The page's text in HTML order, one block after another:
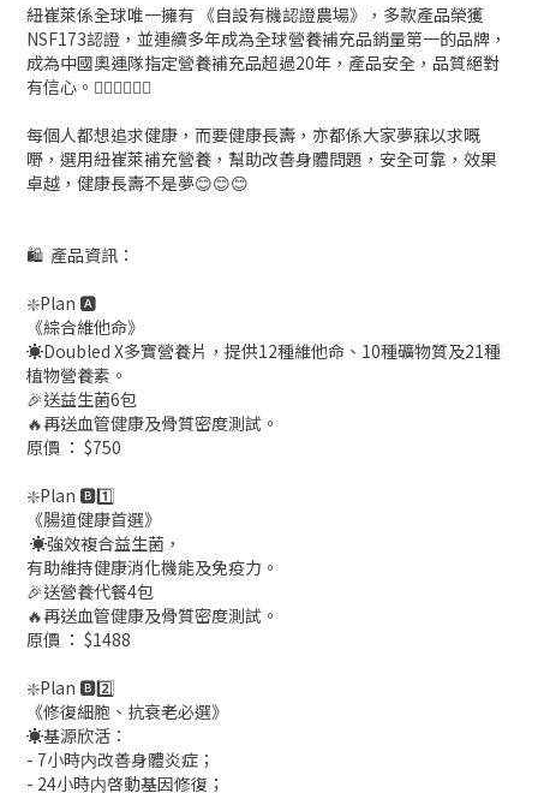
紐崔萊係全球唯一擁有 《自設有機認證農場》，多款產品榮獲
NSF173認證，並連續多年成為全球營養補充品銷量第一的品牌，
成為中國奧運隊指定營養補充品超過20年，產品安全，品質絕對
有信心。👍🏻👍🏻👍🏻
每個人都想追求健康，而要健康長壽，亦都係大家夢寐以求嘅
嘢，選用紐崔萊補充營養，幫助改善身體問題，安全可靠，效果
卓越，健康長壽不是夢😊😊😊
🛍 產品資訊：
❇️Plan 🅰️
《綜合維他命》
☀️Doubled X多寶營養片，提供12種維他命、10種礦物質及21種
植物營養素。
🎉送益生菌6包
🔥再送血管健康及骨質密度測試。
原價 ： $750
❇️Plan 🅱️1️⃣
《腸道健康首選》
☀️強效複合益生菌，
有助維持健康消化機能及免疫力。
🎉送營養代餐4包
🔥再送血管健康及骨質密度測試。
原價 ： $1488
❇️Plan 🅱️2️⃣
《修復細胞、抗衰老必選》
☀️基源欣活：
- 7小時内改善身體炎症；
- 24小時内啓動基因修復；